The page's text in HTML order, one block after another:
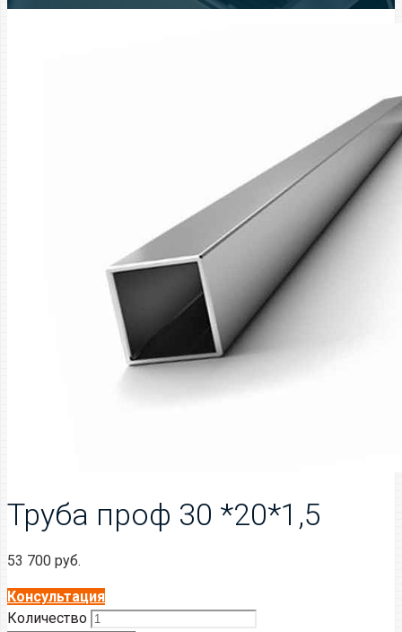
Труба проф 30 *20*1,5
53 700 руб.
Консультация
Количество